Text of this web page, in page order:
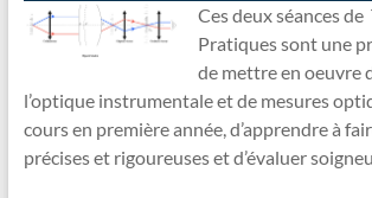
Ces deux séances
Pratiques sont une
de mettre en oeuvre
l’optique instrumentale et de mesures
cours en première année, d’apprendre à
précises et rigoureuses et d’évaluer